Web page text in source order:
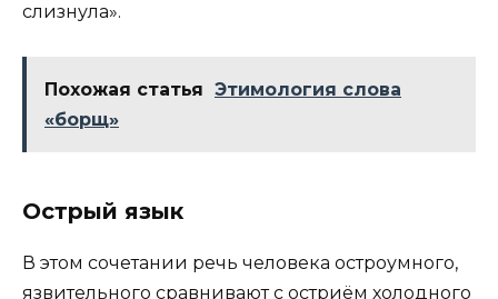
слизнула».
Похожая статья Этимология слова
«борщ»
Острый язык
В этом сочетании речь человека остроумного,
язвительного сравнивают с остриём холодного